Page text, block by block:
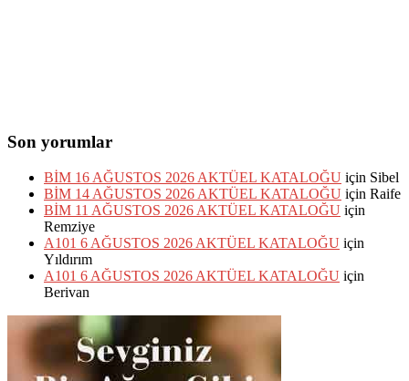
Son yorumlar
BİM 16 AĞUSTOS 2026 AKTÜEL KATALOĞU için Sibel
BİM 14 AĞUSTOS 2026 AKTÜEL KATALOĞU için Raife
BİM 11 AĞUSTOS 2026 AKTÜEL KATALOĞU için
Remziye
A101 6 AĞUSTOS 2026 AKTÜEL KATALOĞU için
Yıldırım
A101 6 AĞUSTOS 2026 AKTÜEL KATALOĞU için
Berivan